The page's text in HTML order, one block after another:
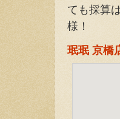
ても採算
様！
珉珉 京橋